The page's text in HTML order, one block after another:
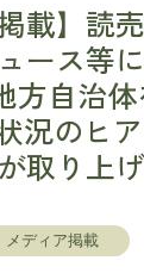
載】読
ース等
方自治
況のヒ
取り上
メディア掲載